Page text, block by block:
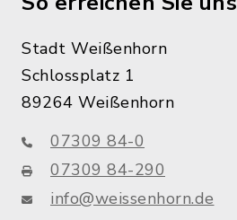
Stadt Weißenhorn
Schlossplatz 1
89264 Weißenhorn
07309 84-0
07309 84-290
info@weissenhorn.de